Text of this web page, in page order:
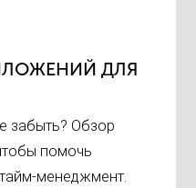
ДЛЯ
забыть? Обзор
помочь
менеджмент.